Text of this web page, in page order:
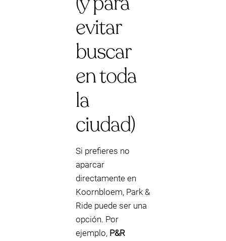
evitar
buscar
en toda
la
ciudad)
Si prefieres no
aparcar
directamente en
Koornbloem, Park &
Ride puede ser una
opción. Por
ejemplo, P&R